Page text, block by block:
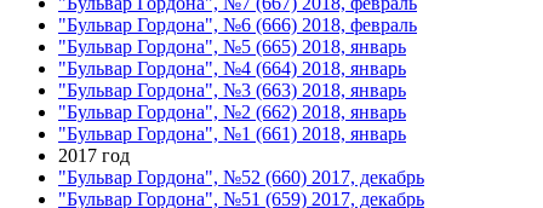
"Бульвар Гордона", №6 (666) 2018, февраль
"Бульвар Гордона", №5 (665) 2018, январь
"Бульвар Гордона", №4 (664) 2018, январь
"Бульвар Гордона", №3 (663) 2018, январь
"Бульвар Гордона", №2 (662) 2018, январь
"Бульвар Гордона", №1 (661) 2018, январь
2017 год
"Бульвар Гордона", №52 (660) 2017, декабрь
"Бульвар Гордона", №51 (659) 2017, декабрь